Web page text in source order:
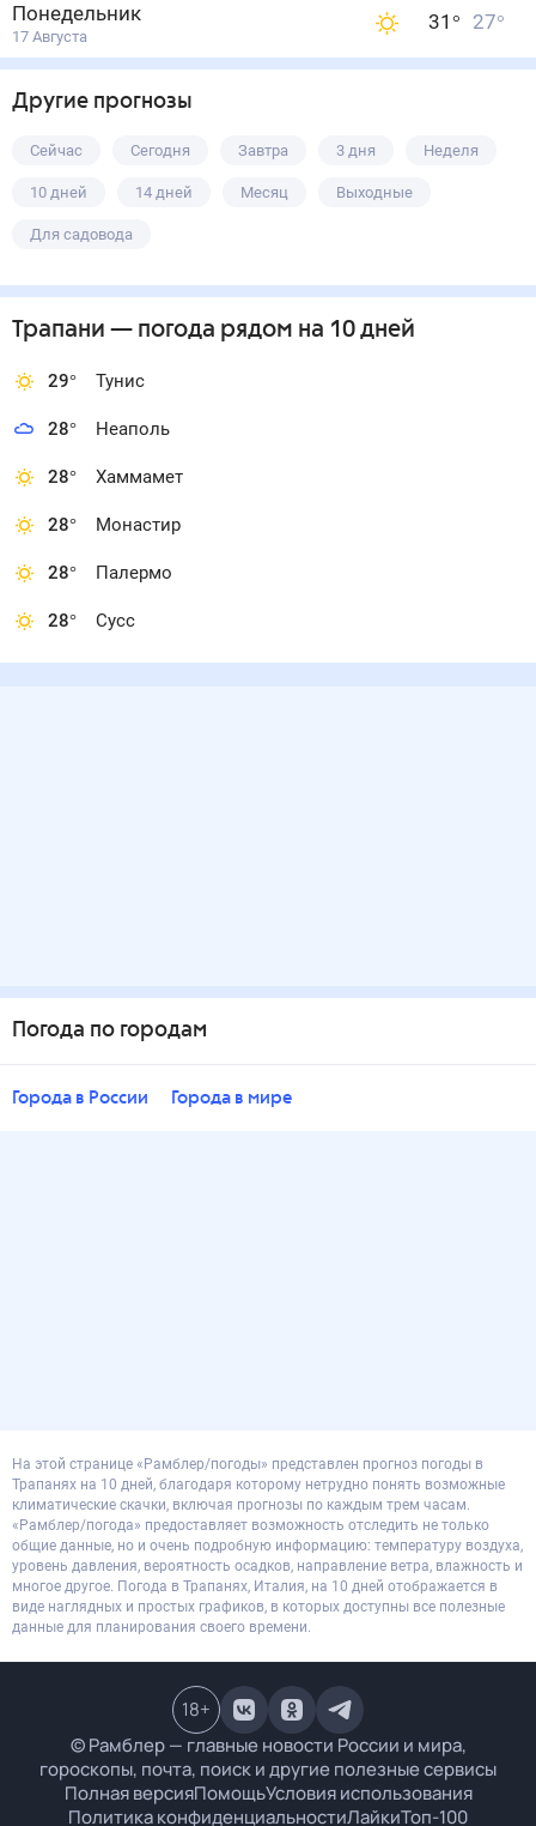
Понедельник
17 Августа
31 ° 27°
Другие прогнозы
Сейчас Сегодня Завтра 3 дня Неделя
10 дней 14 дней Месяц Выходные
Для садовода
Трапани — погода рядом на 10 дней
29° Тунис
28° Неаполь
28° Хаммамет
28° Монастир
28° Палермо
28° Сусс
Погода по городам
Города в России Города в мире
На этой странице «Рамблер/погоды» представлен прогноз погоды в
Трапанях на 10 дней, благодаря которому нетрудно понять возможные
климатические скачки, включая прогнозы по каждым трем часам.
«Рамблер/погода» предоставляет возможность отследить не только
общие данные, но и очень подробную информацию: температуру воздуха,
уровень давления, вероятность осадков, направление ветра, влажность и
многое другое. Погода в Трапанях, Италия, на 10 дней отображается в
виде наглядных и простых графиков, в которых доступны все полезные
данные для планирования своего времени.
© Рамблер — главные новости России и мира,
гороскопы, почта, поиск и другие полезные сервисы
Полная версияПомощьУсловия использования
Политика конфиденциальностиЛайкиТоп-100
18+